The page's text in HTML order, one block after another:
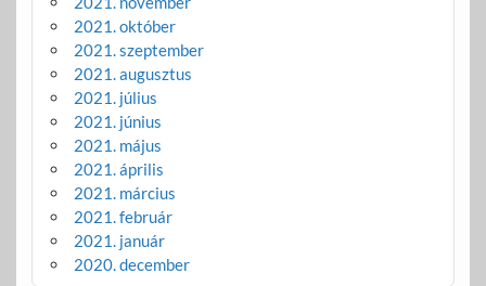
2021. október
2021. szeptember
2021. augusztus
2021. július
2021. június
2021. május
2021. április
2021. március
2021. február
2021. január
2020. december